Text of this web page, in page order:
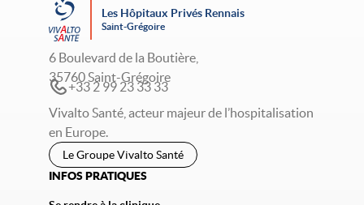
Les Hôpitaux Privés Rennais
Saint-Grégoire
6 Boulevard de la Boutière,
35760 Saint-Grégoire
+33 2 99 23 33 33
Vivalto Santé, acteur majeur de l’hospitalisation
en Europe.
Le Groupe Vivalto Santé
INFOS PRATIQUES